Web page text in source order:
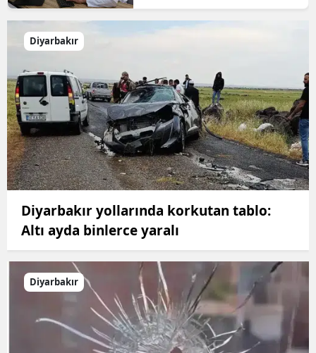
Diyarbakır
Diyarbakır yollarında korkutan tablo:
Altı ayda binlerce yaralı
Diyarbakır